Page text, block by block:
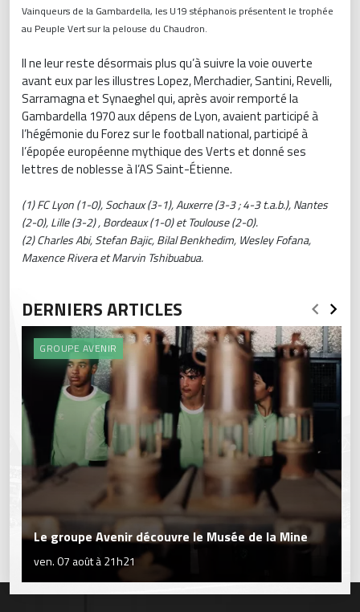
Vainqueurs de la Gambardella, les U19 stéphanois présentent le trophée
au Peuple Vert sur la pelouse du Chaudron.
Il ne leur reste désormais plus qu’à suivre la voie ouverte
avant eux par les illustres Lopez, Merchadier, Santini, Revelli,
Sarramagna et Synaeghel qui, après avoir remporté la
Gambardella 1970 aux dépens de Lyon, avaient participé à
l’hégémonie du Forez sur le football national, participé à
l’épopée européenne mythique des Verts et donné ses
lettres de noblesse à l’AS Saint-Étienne.
(1) FC Lyon (1-0), Sochaux (3-1), Auxerre (3-3 ; 4-3 t.a.b.), Nantes
(2-0), Lille (3-2) , Bordeaux (1-0) et Toulouse (2-0).
(2)Charles Abi, Stefan Bajic, Bilal Benkhedim, Wesley Fofana,
Maxence Rivera et Marvin Tshibuabua.
DERNIERS ARTICLES
GROUPE AVENIR
Le groupe Avenir découvre le Musée de la Mine
ven. 07 août à 21h21